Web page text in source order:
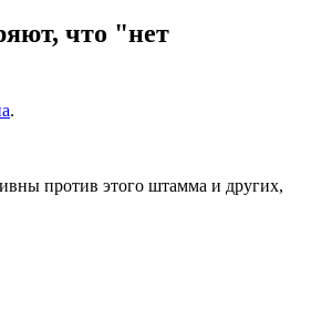
что "нет
.
против этого штамма и других,